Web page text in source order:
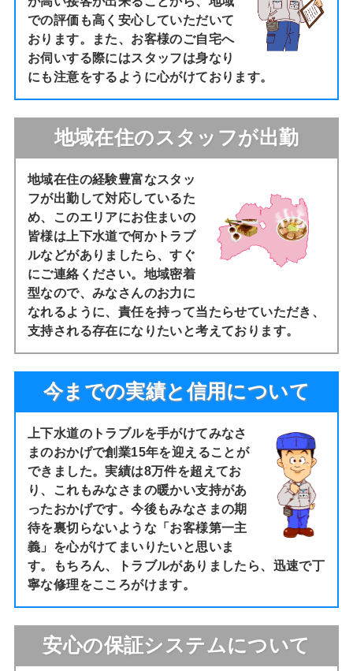
での評価も高く安心していただいて
おります。また、お客様のご自宅へ
お伺いする際にはスタッフは身なり
にも注意をするように心がけております。
地域在住のスタッフが出勤
地域在住の経験豊富なスタッ
フが出勤して対応しているた
め、このエリアにお住まいの
皆様は上下水道で何かトラブ
ルなどがありましたら、すぐ
にご連絡ください。地域密着
型なので、みなさんのお力に
なれるように、責任を持って当たらせていただき、
支持される存在になりたいと考えております。
今までの実績と信用について
上下水道のトラブルを手がけてみなさ
まのおかげで創業15年を迎えることが
できました。実績は8万件を超えてお
り、これもみなさまの暖かい支持があ
ったおかげです。今後もみなさまの期
待を裏切らないような「お客様第一主
義」を心がけてまいりたいと思いま
す。もちろん、トラブルがありましたら、迅速で丁
寧な修理をこころがけます。
安心の保証システムについて